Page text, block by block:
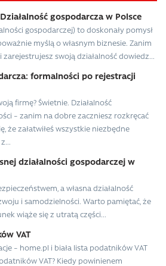
gospodarcza w Polsce
gospodarczej) to doskonały pomysł
myślą o własnym biznesie. Zanim
swoją działalność dowiedz...
formalności po rejestracji
firmę? Świetnie. Działalność
– zanim na dobre zaczniesz rozkręcać
że załatwiłeś wszystkie niezbędne
działalności gospodarczej w
a własna działalność
i samodzielności. Warto pamiętać, że
wiąże się z utratą części...
VAT
– home.pl i biała lista podatników VAT
VAT? Kiedy powinienem